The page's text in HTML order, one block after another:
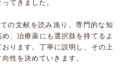
てきました。
の文献を読み漁り、専門的な知
、治療薬にも選択肢を持てるよ
おります。丁寧に説明し、その上
性を決めていきます。